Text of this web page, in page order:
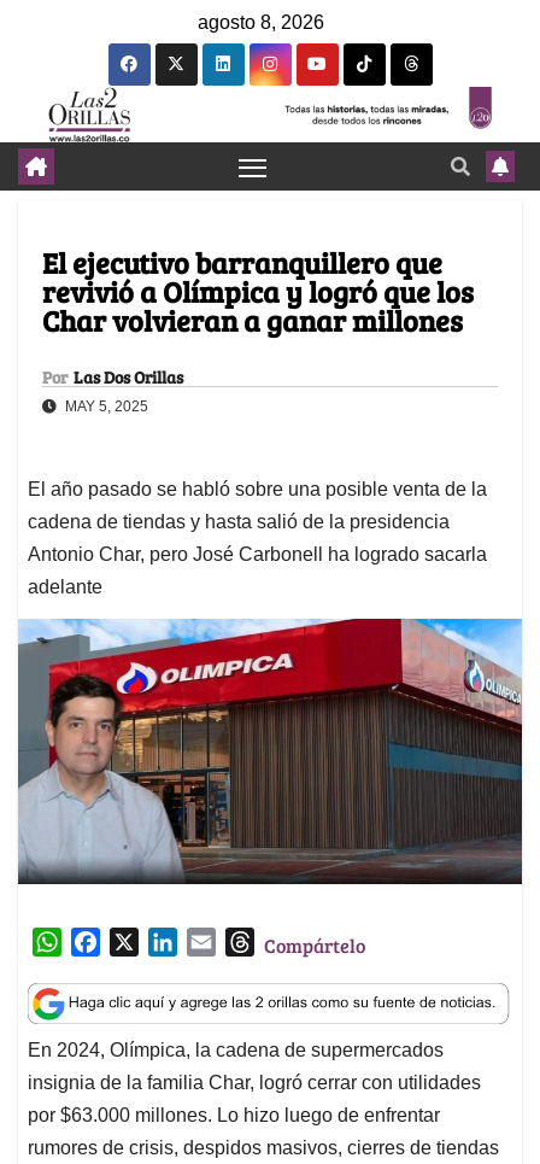
agosto 8, 2026
El ejecutivo barranquillero que
revivió a Olímpica y logró que los
Char volvieran a ganar millones
Por Las Dos Orillas
MAY 5, 2025
El año pasado se habló sobre una posible venta de la
cadena de tiendas y hasta salió de la presidencia
Antonio Char, pero José Carbonell ha logrado sacarla
adelante
W
a
t
s
A
p
p
c
e
b
o
o
k
n
k
e
d
I
n
a
i
l
T
r
e
a
d
s
Compártelo
En 2024, Olímpica, la cadena de supermercados
insignia de la familia Char, logró cerrar con utilidades
por $63.000 millones. Lo hizo luego de enfrentar
rumores de crisis, despidos masivos, cierres de tiendas